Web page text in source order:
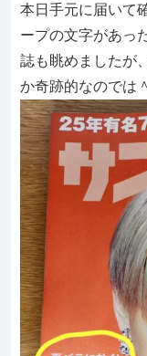
本日手元に届いて
ープの文字があっ
誌も眺めましたが
か奇跡的なのでは